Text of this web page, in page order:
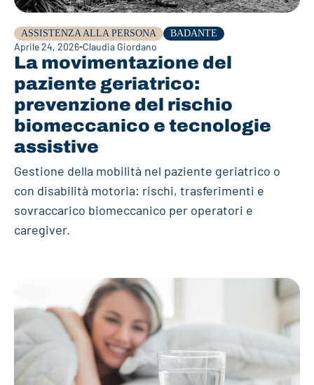
ASSISTENZA ALLA PERSONA BADANTE
Aprile 24, 2026 Claudia Giordano
La movimentazione del
paziente geriatrico:
prevenzione del rischio
biomeccanico e tecnologie
assistive
Gestione della mobilità nel paziente geriatrico o
con disabilità motoria: rischi, trasferimenti e
sovraccarico biomeccanico per operatori e
caregiver.